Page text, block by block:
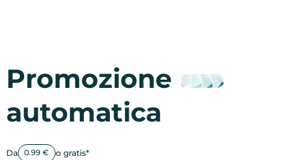
Promozione
automatica
Da 0.99 € o gratis*